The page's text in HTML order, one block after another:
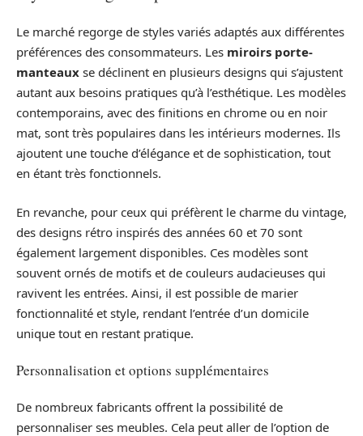
Le marché regorge de styles variés adaptés aux différentes
préférences des consommateurs. Les miroirs porte-
manteaux se déclinent en plusieurs designs qui s’ajustent
autant aux besoins pratiques qu’à l’esthétique. Les modèles
contemporains, avec des finitions en chrome ou en noir
mat, sont très populaires dans les intérieurs modernes. Ils
ajoutent une touche d’élégance et de sophistication, tout
en étant très fonctionnels.
En revanche, pour ceux qui préfèrent le charme du vintage,
des designs rétro inspirés des années 60 et 70 sont
également largement disponibles. Ces modèles sont
souvent ornés de motifs et de couleurs audacieuses qui
ravivent les entrées. Ainsi, il est possible de marier
fonctionnalité et style, rendant l’entrée d’un domicile
unique tout en restant pratique.
Personnalisation et options supplémentaires
De nombreux fabricants offrent la possibilité de
personnaliser ses meubles. Cela peut aller de l’option de